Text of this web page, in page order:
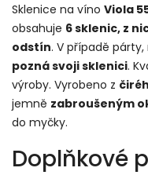
Sklenice na víno Viola
obsahuje 6 sklenic, z
odstín. V případě
pozná svoji sklenici.
výroby. Vyrobeno z
jemně zabroušeným
do myčky.
Doplňkové